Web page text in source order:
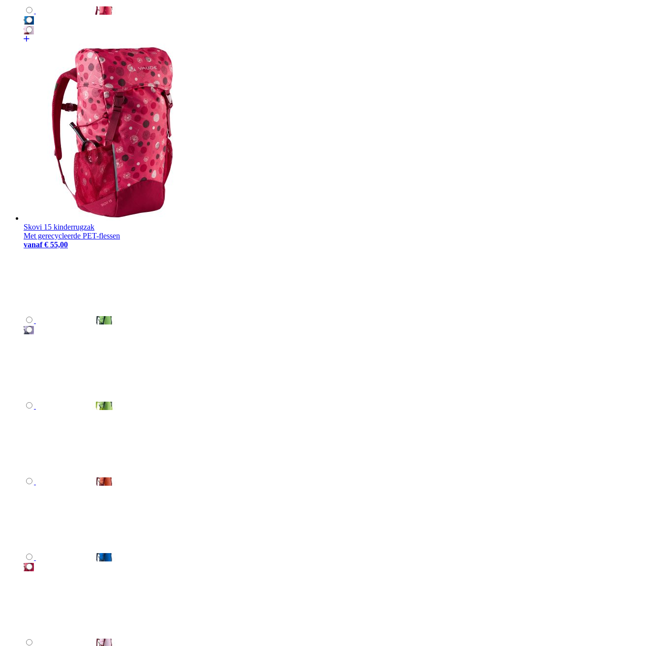
Skovi 15 kinderrugzak
Met gerecycleerde PET-flessen
vanaf € 55,00